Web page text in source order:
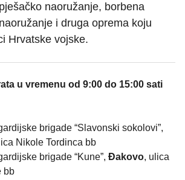
naoružanje, borbena
i druga oprema koju
Hrvatske vojske.
u vremenu od 9:00 do 15:00 sati
brigade “Slavonski sokolovi”,
Nikole Tordinca bb
brigade “Kune”, Đakovo, ulica
bb